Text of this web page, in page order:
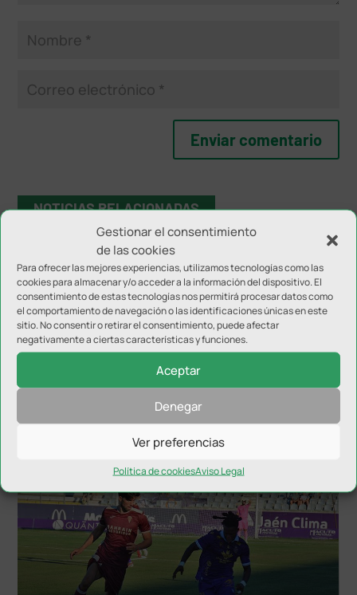
Gestionar el consentimiento
de las cookies
Para ofrecer las mejores experiencias, utilizamos tecnologías como las
cookies para almacenar y/o acceder a la información del dispositivo. El
consentimiento de estas tecnologías nos permitirá procesar datos como
el comportamiento de navegación o las identificaciones únicas en este
sitio. No consentir o retirar el consentimiento, puede afectar
negativamente a ciertas características y funciones.
Aceptar
Denegar
Ver preferencias
Política de cookiesAviso Legal
NOTICIAS RELACIONADAS
El Real Jaén firma al lateral David Márquez